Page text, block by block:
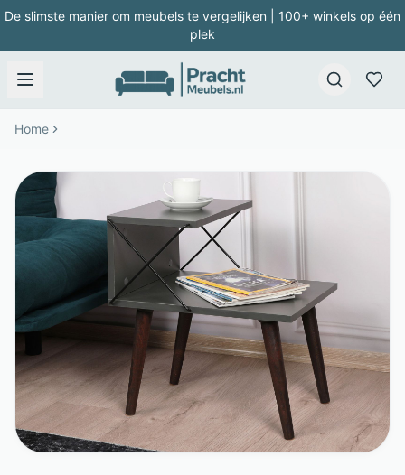
De slimste manier om meubels te vergelijken | 100+ winkels op één
plek
Home